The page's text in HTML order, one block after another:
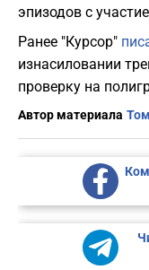
эпизодов с
Ранее "Курсор"
изнасиловании
проверку на
Автор материала